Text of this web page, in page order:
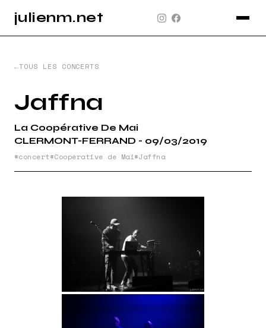
julienm.net
CONCERT
GLASTONBURY
SPORT
INFO
PLAN DU SITE
TOUS LES CONCERTS
Jaffna
La Coopérative De Mai
CLERMONT-FERRAND - 09/03/2019
concert Coopérative de Mai Jaffna